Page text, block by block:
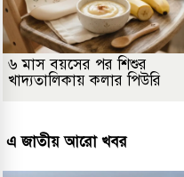
৬ মাস বয়সের পর শিশুর
খাদ্যতালিকায় কলার পিউরি
এ জাতীয় আরো খবর